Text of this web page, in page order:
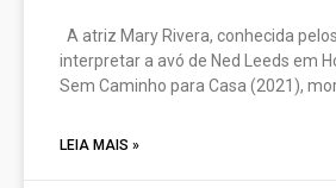
A atriz Mary Rivera, conhecida
interpretar a avó de Ned Leeds em
Sem Caminho para Casa (2021),
LEIA MAIS »